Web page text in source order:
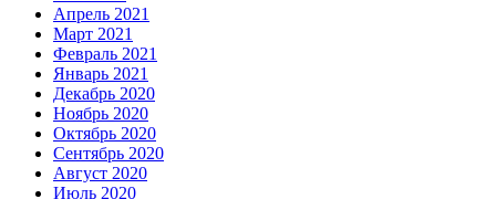
Апрель 2021
Март 2021
Февраль 2021
Январь 2021
Декабрь 2020
Ноябрь 2020
Октябрь 2020
Сентябрь 2020
Август 2020
Июль 2020